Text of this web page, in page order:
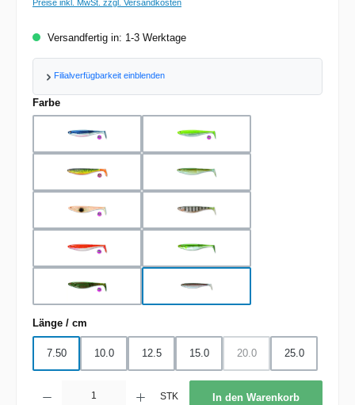
Preise inkl. MwSt. zzgl. Versandkosten
Versandfertig in: 1-3 Werktage
Filialverfügbarkeit einblenden
Farbeauswählen
blue metallic pearl chartreuse pearl
firetiger ghost ayu
ghost orange ghost perch
holo orange metallic ayu
motor oil rainbow trout
Länge / cm
7.50 10.0 12.5 15.0 20.0
(Diese Option ist zurzeit
25.0
STK In den Warenkorb